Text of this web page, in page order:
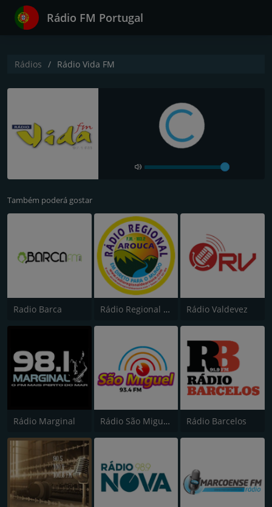
Rádio FM Portugal
Rádios Rádio Vida FM
Também poderá gostar
Radio Barca Rádio Regional de Arouca Rádio Valdevez
Rádio Marginal Rádio São Miguel 93.5 Rádio Barcelos